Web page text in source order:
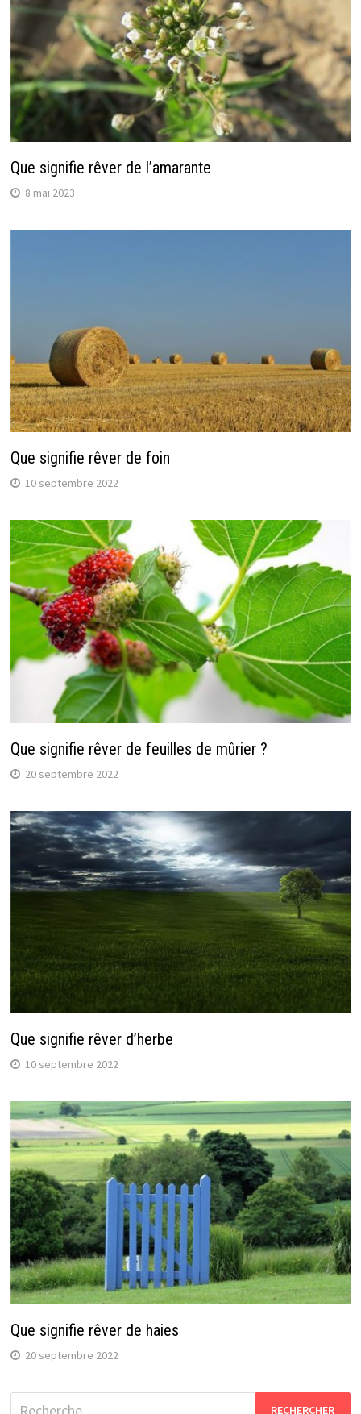
Que signifie rêver de l’amarante
8 mai 2023
Que signifie rêver de foin
10 septembre 2022
Que signifie rêver de feuilles de mûrier ?
20 septembre 2022
Que signifie rêver d’herbe
10 septembre 2022
Que signifie rêver de haies
20 septembre 2022
Rechercher :